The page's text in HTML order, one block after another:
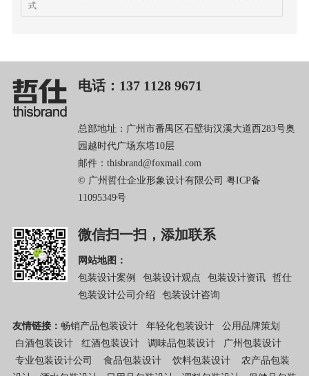
式
电话：137 1128 9671
总部地址：广州市番禺区石壁街汉溪大道西283号奥
园越时代广场东塔10层
邮件：thisbrand@foxmail.com
© 广州哲仕企业形象设计有限公司 粤ICP备
11095349号
微信扫一扫，添加联系
网站地图：
包装设计案例
包装设计观点 包装设计资讯
哲仕
包装设计公司介绍
包装设计咨询
友情链接： 畅销产品包装设计 年轻化包装设计
公用品牌策划
白酒包装设计
红酒包装设计 调味品包装设计
广州包装设计
专业包装设计公司
食品包装设计 饮料包装设计
农产品包装